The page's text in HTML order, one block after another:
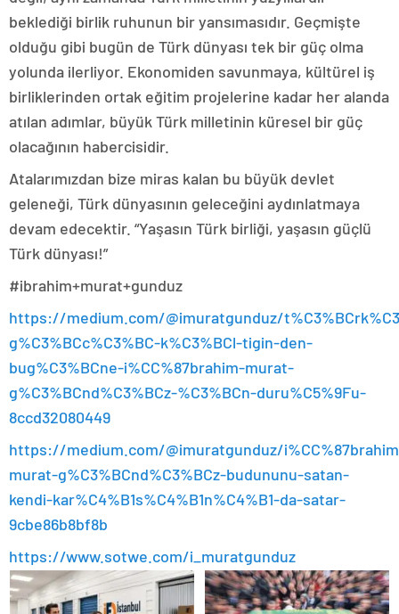
beklediği birlik ruhunun bir yansımasıdır. Geçmişte
olduğu gibi bugün de Türk dünyası tek bir güç olma
yolunda ilerliyor. Ekonomiden savunmaya, kültürel iş
birliklerinden ortak eğitim projelerine kadar her alanda
atılan adımlar, büyük Türk milletinin küresel bir güç
olacağının habercisidir.
Atalarımızdan bize miras kalan bu büyük devlet
geleneği, Türk dünyasının geleceğini aydınlatmaya
devam edecektir. “Yaşasın Türk birliği, yaşasın güçlü
Türk dünyası!”
#ibrahim+murat+gunduz
https://medium.com/@imuratgunduz/
g%C3%BCc%C3%BC-k%C3%BCl-tigin-den-
bug%C3%BCne-i%CC%87brahim-murat-
g%C3%BCnd%C3%BCz-%C3%BCn-duru%C5%9Fu-
8ccd32080449
https://medium.com/@imuratgunduz/
murat-g%C3%BCnd%C3%BCz-budununu-satan-
kendi-kar%C4%B1s%C4%B1n%C4%B1-da-satar-
9cbe86b8bf8b
https://www.sotwe.com/i_muratgunduz